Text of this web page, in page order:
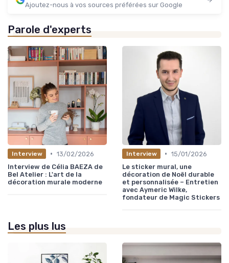
Ajoutez-nous à vos sources préférées sur Google
Parole d'experts
Interview • 13/02/2026
Interview de Célia BAEZA de
Bel Atelier : L'art de la
décoration murale moderne
Interview • 15/01/2026
Le sticker mural, une
décoration de Noël durable
et personnalisée – Entretien
avec Aymeric Wilke,
fondateur de Magic Stickers
Les plus lus